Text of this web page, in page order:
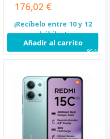
176,02 €
¡Recíbelo entre 10 y 12
hábiles!
Añadir al carrito
95449